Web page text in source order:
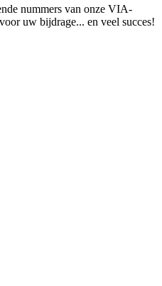
nummers van onze VIA-
uw bijdrage... en veel succes!